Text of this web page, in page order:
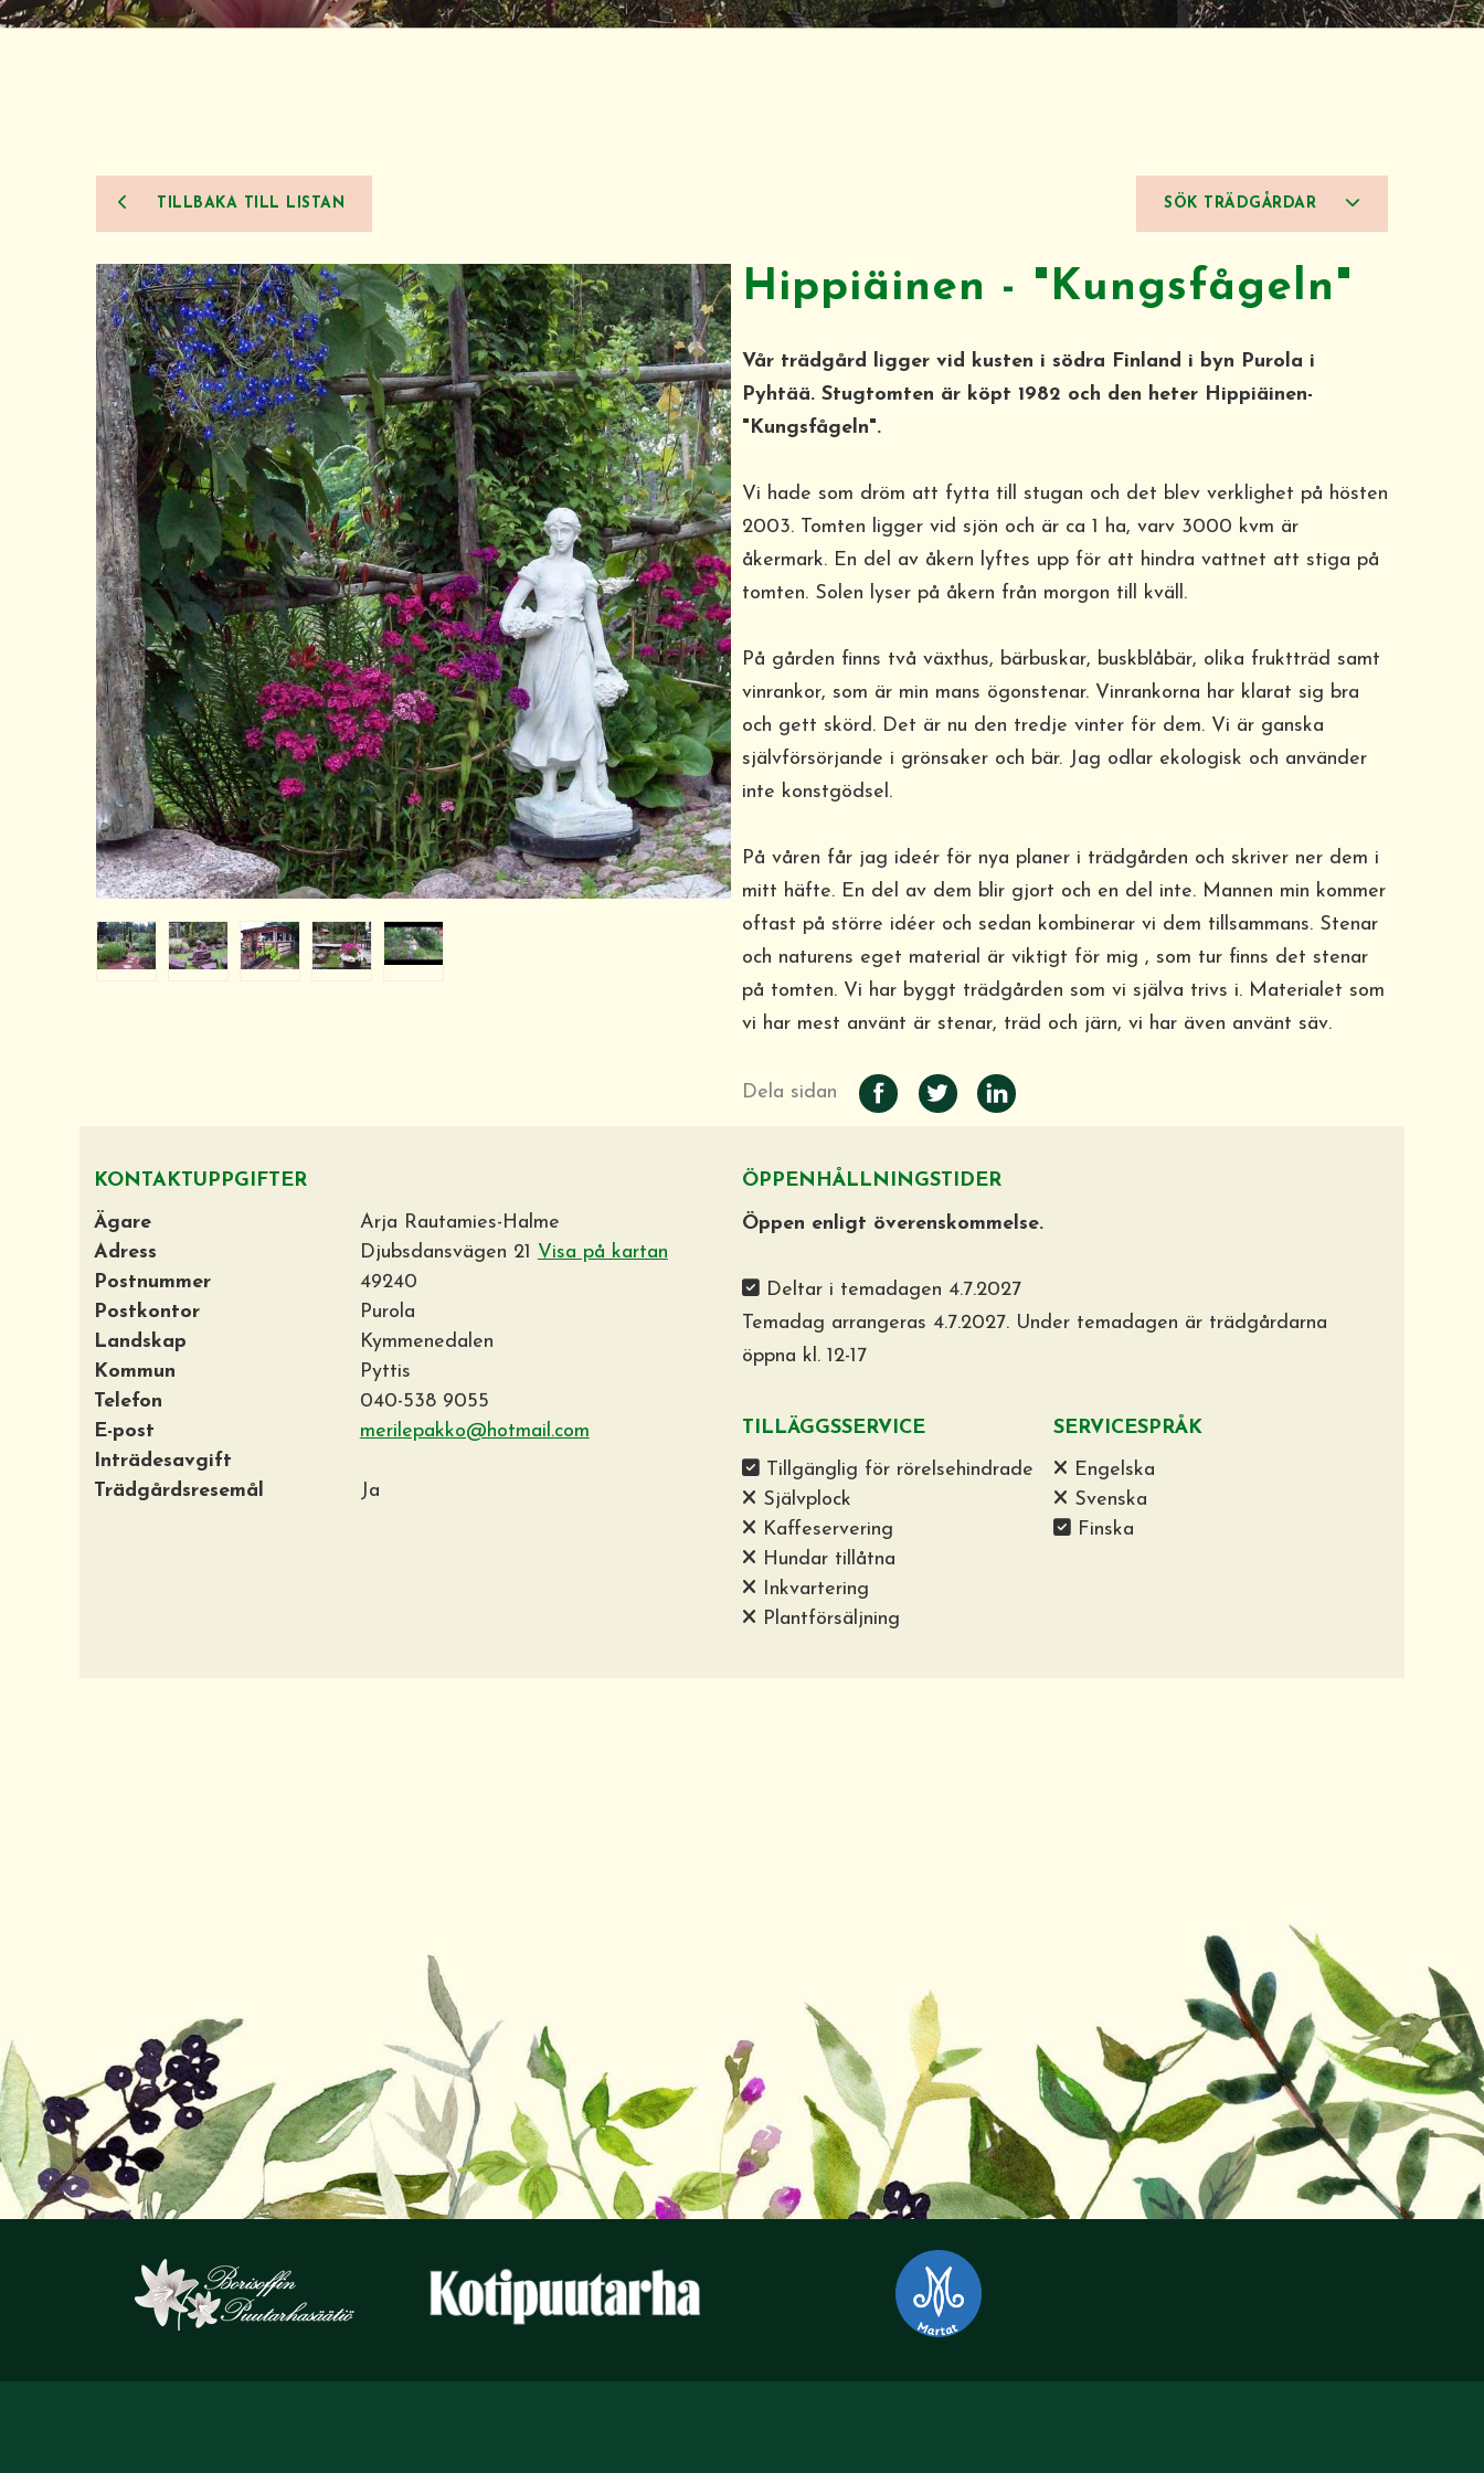
TILLBAKA TILL LISTAN SÖK TRÄDGÅRDAR
Hippiäinen - "Kungsfågeln"
Vår trädgård ligger vid kusten i södra Finland i byn Purola i
Pyhtää. Stugtomten är köpt 1982 och den heter Hippiäinen-
"Kungsfågeln".
Vi hade som dröm att fytta till stugan och det blev verklighet på hösten
2003. Tomten ligger vid sjön och är ca 1 ha, varv 3000 kvm är
åkermark. En del av åkern lyftes upp för att hindra vattnet att stiga på
tomten. Solen lyser på åkern från morgon till kväll.
På gården finns två växthus, bärbuskar, buskblåbär, olika fruktträd samt
vinrankor, som är min mans ögonstenar. Vinrankorna har klarat sig bra
och gett skörd. Det är nu den tredje vinter för dem. Vi är ganska
självförsörjande i grönsaker och bär. Jag odlar ekologisk och använder
inte konstgödsel.
På våren får jag ideér för nya planer i trädgården och skriver ner dem i
mitt häfte. En del av dem blir gjort och en del inte. Mannen min kommer
oftast på större idéer och sedan kombinerar vi dem tillsammans. Stenar
och naturens eget material är viktigt för mig , som tur finns det stenar
på tomten. Vi har byggt trädgården som vi själva trivs i. Materialet som
vi har mest använt är stenar, träd och järn, vi har även använt säv.
Dela sidan
KONTAKTUPPGIFTER
Ägare
Arja Rautamies-Halme
Adress
Djubsdansvägen 21 Visa på kartan
Postnummer
49240
Postkontor
Purola
Landskap
Kymmenedalen
Kommun
Pyttis
Telefon
040-538 9055
E-post
merilepakko@hotmail.com
Inträdesavgift
Trädgårdsresemål
Ja
ÖPPENHÅLLNINGSTIDER
Öppen enligt överenskommelse.
Deltar i temadagen 4.7.2027
Temadag arrangeras 4.7.2027. Under temadagen är trädgårdarna
öppna kl. 12-17
TILLÄGGSSERVICE
Tillgänglig för rörelsehindrade
Självplock
Kaffeservering
Hundar tillåtna
Inkvartering
Plantförsäljning
SERVICESPRÅK
Engelska
Svenska
Finska